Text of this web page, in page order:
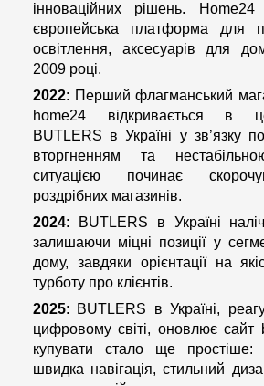
інноваційних рішень.
європейська платформа для
освітлення, аксесуарів для
2009 році.
2022: Перший флагманський
home24 відкривається в
BUTLERS в Україні у зв’язку
вторгненням та
ситуацією починає
роздрібних магазинів.
2024: BUTLERS в Україні
залишаючи міцні позиції у
дому, завдяки орієнтації на
турботу про клієнтів.
2025: BUTLERS в Україні,
цифровому світі, оновлює сайт
купувати стало ще простіше:
швидка навігація, стильний